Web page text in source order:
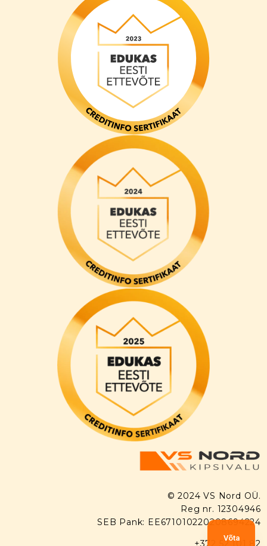
© 2024 VS Nord OÜ.
Reg nr. 12304946
SEB Pank: EE671010220208694224
Võta